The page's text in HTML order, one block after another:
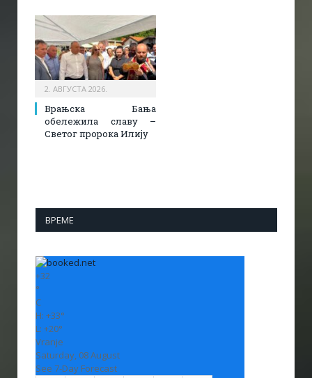
2. АВГУСТА 2026.
Врањска Бања
обележила славу –
Светог пророка Илију
ВРЕМЕ
+32
°
C
H: +33°
L: +20°
Vranje
Saturday, 08 August
See 7-Day Forecast